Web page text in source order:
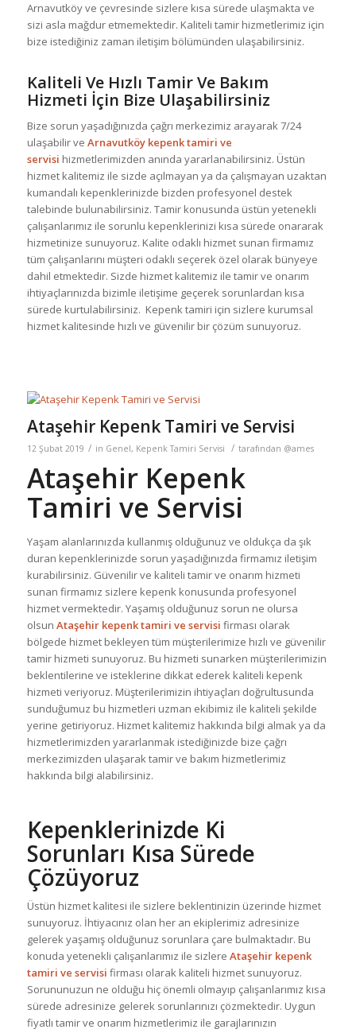
Arnavutköy ve çevresinde sizlere kısa sürede ulaşmakta ve
sizi asla mağdur etmemektedir. Kaliteli tamir hizmetlerimiz için
bize istediğiniz zaman iletişim bölümünden ulaşabilirsiniz.
Kaliteli Ve Hızlı Tamir Ve Bakım
Hizmeti İçin Bize Ulaşabilirsiniz
Bize sorun yaşadığınızda çağrı merkezimiz arayarak 7/24
ulaşabilir ve Arnavutköy kepenk tamiri ve
servisi hizmetlerimizden anında yararlanabilirsiniz. Üstün
hizmet kalitemiz ile sizde açılmayan ya da çalışmayan uzaktan
kumandalı kepenklerinizde bizden profesyonel destek
talebinde bulunabilirsiniz. Tamir konusunda üstün yetenekli
çalışanlarımız ile sorunlu kepenklerinizi kısa sürede onararak
hizmetinize sunuyoruz. Kalite odaklı hizmet sunan firmamız
tüm çalışanlarını müşteri odaklı seçerek özel olarak bünyeye
dahil etmektedir. Sizde hizmet kalitemiz ile tamir ve onarım
ihtiyaçlarınızda bizimle iletişime geçerek sorunlardan kısa
sürede kurtulabilirsiniz. Kepenk tamiri için sizlere kurumsal
hizmet kalitesinde hızlı ve güvenilir bir çözüm sunuyoruz.
Ataşehir Kepenk Tamiri ve Servisi
12 Şubat 2019 / in Genel, Kepenk Tamiri Servisi / tarafından @ames
Ataşehir Kepenk
Tamiri ve Servisi
Yaşam alanlarınızda kullanmış olduğunuz ve oldukça da şık
duran kepenklerinizde sorun yaşadığınızda firmamız iletişim
kurabilirsiniz. Güvenilir ve kaliteli tamir ve onarım hizmeti
sunan firmamız sizlere kepenk konusunda profesyonel
hizmet vermektedir. Yaşamış olduğunuz sorun ne olursa
olsun Ataşehir kepenk tamiri ve servisi firması olarak
bölgede hizmet bekleyen tüm müşterilerimize hızlı ve güvenilir
tamir hizmeti sunuyoruz. Bu hizmeti sunarken müşterilerimizin
beklentilerine ve isteklerine dikkat ederek kaliteli kepenk
hizmeti veriyoruz. Müşterilerimizin ihtiyaçları doğrultusunda
sunduğumuz bu hizmetleri uzman ekibimiz ile kaliteli şekilde
yerine getiriyoruz. Hizmet kalitemiz hakkında bilgi almak ya da
hizmetlerimizden yararlanmak istediğinizde bize çağrı
merkezimizden ulaşarak tamir ve bakım hizmetlerimiz
hakkında bilgi alabilirsiniz.
Kepenklerinizde Ki
Sorunları Kısa Sürede
Çözüyoruz
Üstün hizmet kalitesi ile sizlere beklentinizin üzerinde hizmet
sunuyoruz. İhtiyacınız olan her an ekiplerimiz adresinize
gelerek yaşamış olduğunuz sorunlara çare bulmaktadır. Bu
konuda yetenekli çalışanlarımız ile sizlere Ataşehir kepenk
tamiri ve servisi firması olarak kaliteli hizmet sunuyoruz.
Sorununuzun ne olduğu hiç önemli olmayıp çalışanlarımız kısa
sürede adresinize gelerek sorunlarınızı çözmektedir. Uygun
fiyatlı tamir ve onarım hizmetlerimiz ile garajlarınızın